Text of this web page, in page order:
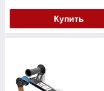
Купить